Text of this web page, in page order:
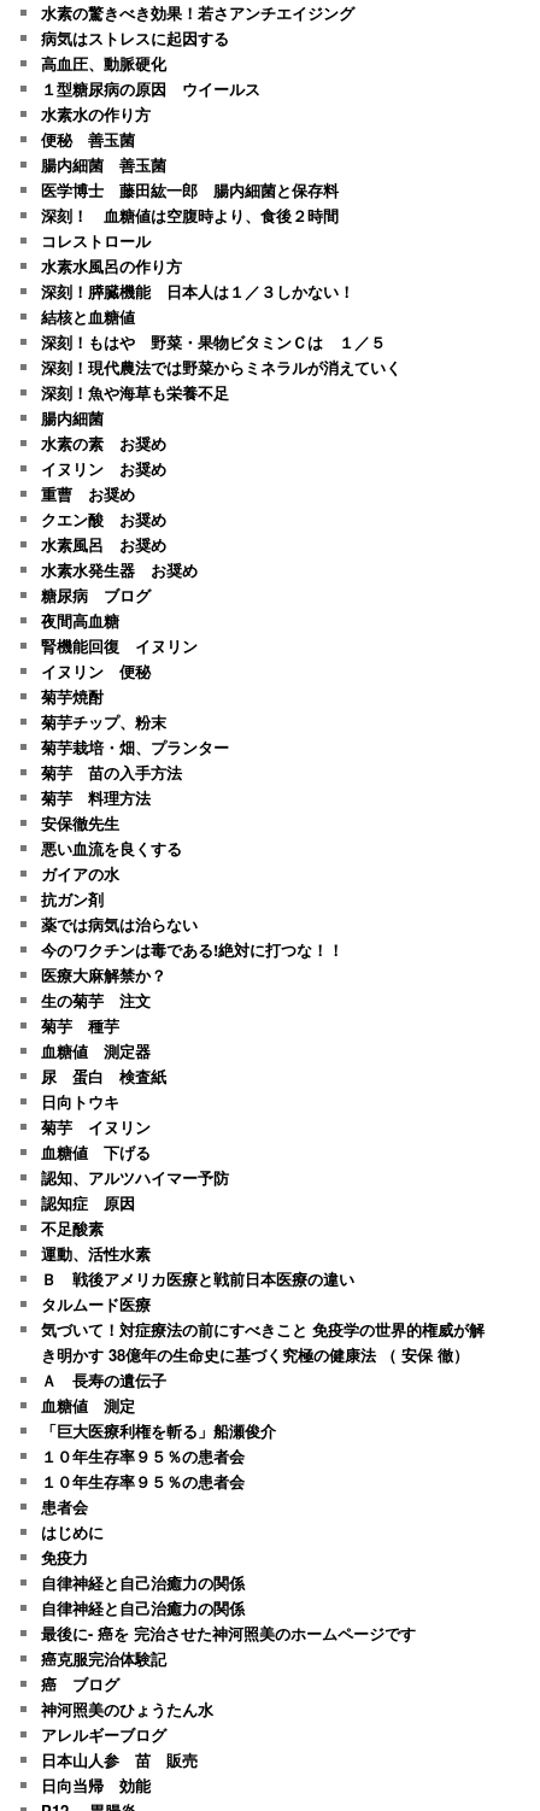
水素の驚きべき効果！若さアンチエイジング
病気はストレスに起因する
高血圧、動脈硬化
１型糖尿病の原因 ウイールス
水素水の作り方
便秘 善玉菌
腸内細菌 善玉菌
医学博士 藤田紘一郎 腸内細菌と保存料
深刻！ 血糖値は空腹時より、食後２時間
コレストロール
水素水風呂の作り方
深刻！膵臓機能 日本人は１／３しかない！
結核と血糖値
深刻！もはや 野菜・果物ビタミンＣは １／５
深刻！現代農法では野菜からミネラルが消えていく
深刻！魚や海草も栄養不足
腸内細菌
水素の素 お奨め
イヌリン お奨め
重曹 お奨め
クエン酸 お奨め
水素風呂 お奨め
水素水発生器 お奨め
糖尿病 ブログ
夜間高血糖
腎機能回復 イヌリン
イヌリン 便秘
菊芋焼酎
菊芋チップ、粉末
菊芋栽培・畑、プランター
菊芋 苗の入手方法
菊芋 料理方法
安保徹先生
悪い血流を良くする
ガイアの水
抗ガン剤
薬では病気は治らない
今のワクチンは毒である!絶対に打つな！！
医療大麻解禁か？
生の菊芋 注文
菊芋 種芋
血糖値 測定器
尿 蛋白 検査紙
日向トウキ
菊芋 イヌリン
血糖値 下げる
認知、アルツハイマー予防
認知症 原因
不足酸素
運動、活性水素
Ｂ 戦後アメリカ医療と戦前日本医療の違い
タルムード医療
気づいて！対症療法の前にすべきこと 免疫学の世界的権威が解
き明かす 38億年の生命史に基づく究極の健康法 （ 安保 徹）
Ａ 長寿の遺伝子
血糖値 測定
「巨大医療利権を斬る」船瀬俊介
１０年生存率９５％の患者会
１０年生存率９５％の患者会
患者会
はじめに
免疫力
自律神経と自己治癒力の関係
自律神経と自己治癒力の関係
最後に- 癌を 完治させた神河照美のホームページです
癌克服完治体験記
癌 ブログ
神河照美のひょうたん水
アレルギーブログ
日本山人参 苗 販売
日向当帰 効能